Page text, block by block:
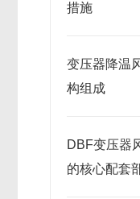
措施
变压器降温
构组成
DBF变压器
的核心配套